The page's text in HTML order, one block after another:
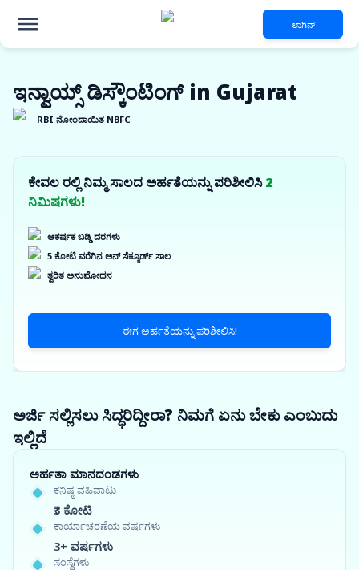
ಲಾಗಿನ್
ಇನ್ವಾಯ್ಸ್ ಡಿಸ್ಕೌಂಟಿಂಗ್ in Gujarat
RBI ನೋಂದಾಯಿತ NBFC
ಕೇವಲ ರಲ್ಲಿ ನಿಮ್ಮ ಸಾಲದ ಅರ್ಹತೆಯನ್ನು ಪರಿಶೀಲಿಸಿ2
ನಿಮಿಷಗಳು!
ಆಕರ್ಷಕ ಬಡ್ಡಿ ದರಗಳು
5 ಕೋಟಿ ವರೆಗಿನ ಅನ್ ಸೆಕ್ಯೂರ್ಡ್ ಸಾಲ
ತ್ವರಿತ ಅನುಮೋದನ
ಈಗ ಅರ್ಹತೆಯನ್ನು ಪರಿಶೀಲಿಸಿ!
ಅರ್ಜಿ ಸಲ್ಲಿಸಲು ಸಿದ್ಧರಿದ್ದೀರಾ? ನಿಮಗೆ ಏನು ಬೇಕು ಎಂಬುದು
ಇಲ್ಲಿದೆ
ಅರ್ಹತಾ ಮಾನದಂಡಗಳು
ಕನಿಷ್ಠ ವಹಿವಾಟು
₹3 ಕೋಟಿ
ಕಾರ್ಯಾಚರಣೆಯ ವರ್ಷಗಳು
3+ ವರ್ಷಗಳು
ಸಂಸ್ಥೆಗಳು